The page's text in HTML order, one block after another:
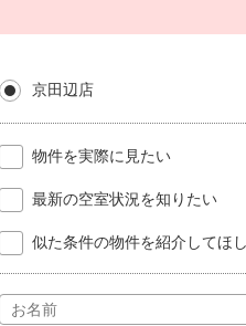
京田辺店
物件を実際に見たい
最新の空室状況を知りたい
似た条件の物件を紹介してほ